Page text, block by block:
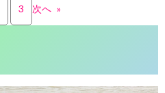
3 次へ »